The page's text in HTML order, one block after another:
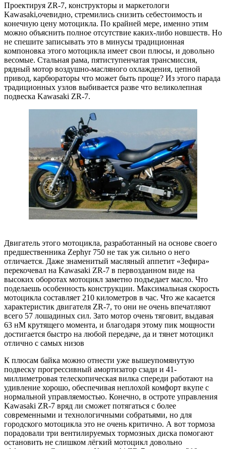
Проектируя ZR-7, конструкторы и маркетологи
Kawasaki,очевидно, стремились снизить себестоимость и
конечную цену мотоцикла. По крайней мере, именно этим
можно объяснить полное отсутствие каких-либо новшеств. Но
не спешите записывать это в минусы традиционная
компоновка этого мотоцикла имеет свои плюсы, и довольно
весомые. Стальная рама, пятиступенчатая трансмиссия,
рядный мотор воздушно-масляного охлаждения, цепной
привод, карбюраторы что может быть проще? Из этого парада
традиционных узлов выбивается разве что великолепная
подвеска Kawasaki ZR-7.
Двигатель этого мотоцикла, разработанный на основе своего
предшественника Zephyr 750 не так уж сильно о него
отличается. Даже знаменитый масляный аппетит «Зефира»
перекочевал на Kawasaki ZR-7 в первозданном виде на
высоких оборотах мотоцикл заметно подъедает масло. Что
поделаешь особенность конструкции. Максимальная скорость
мотоцикла составляет 210 километров в час. Что же касается
характеристик двигателя ZR-7, то они не очень впечатляют
всего 57 лошадиных сил. Зато мотор очень тяговит, выдавая
63 нМ крутящего момента, и благодаря этому пик мощности
достигается быстро на любой передаче, да и тянет мотоцикл
отлично с самых низов
К плюсам байка можно отнести уже вышеупомянутую
подвеску прогрессивный амортизатор сзади и 41-
миллиметровая телескопическая вилка спереди работают на
удивление хорошо, обеспечивая неплохой комфорт вкупе с
нормальной управляемостью. Конечно, в остроте управления
Kawasaki ZR-7 вряд ли сможет потягаться с более
современными и технологичными собратьями, но для
городского мотоцикла это не очень критично. А вот тормоза
порадовали три вентилируемых тормозных диска помогают
остановить не слишком лёгкий мотоцикл довольно